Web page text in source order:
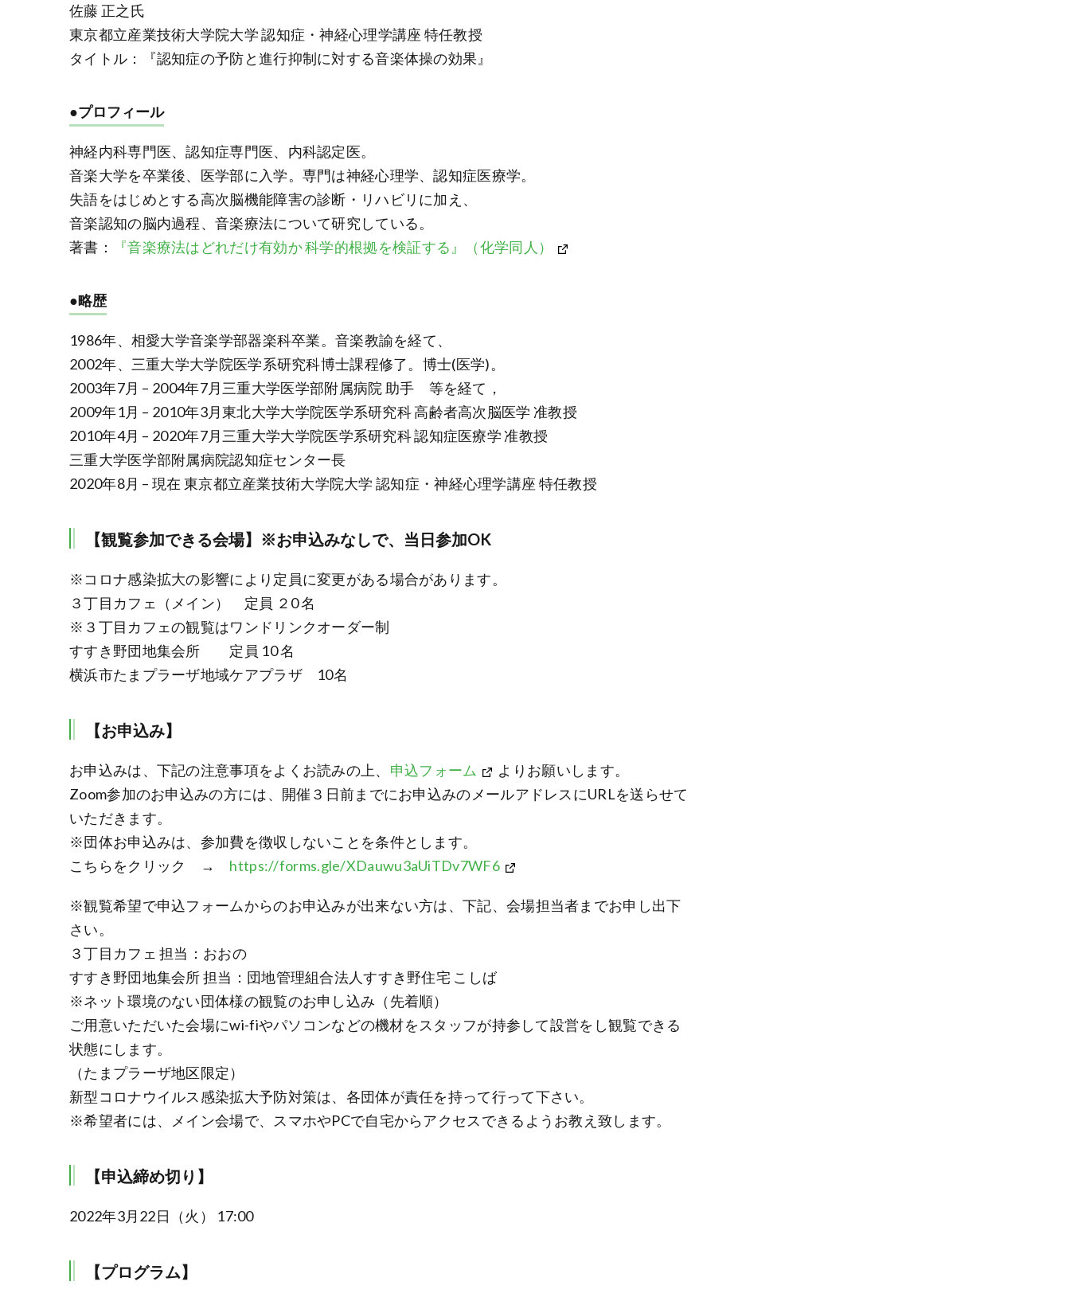
佐藤 正之氏
東京都立産業技術大学院大学 認知症・神経心理学講座 特任教授
タイトル：『認知症の予防と進行抑制に対する音楽体操の効果』
●プロフィール
神経内科専門医、認知症専門医、内科認定医。
音楽大学を卒業後、医学部に入学。専門は神経心理学、認知症医療学。
失語をはじめとする高次脳機能障害の診断・リハビリに加え、
音楽認知の脳内過程、音楽療法について研究している。
著書：
『音楽療法はどれだけ有効か 科学的根拠を検証する』（化学同人）
●略歴
1986年、相愛大学音楽学部器楽科卒業。音楽教諭を経て、
2002年、三重大学大学院医学系研究科博士課程修了。博士(医学)。
2003年7月 – 2004年7月三重大学医学部附属病院 助手 等を経て，
2009年1月 – 2010年3月東北大学大学院医学系研究科 高齢者高次脳医学 准教授
2010年4月 – 2020年7月三重大学大学院医学系研究科 認知症医療学 准教授
三重大学医学部附属病院認知症センター長
2020年8月 – 現在 東京都立産業技術大学院大学 認知症・神経心理学講座 特任教授
【観覧参加できる会場】※お申込みなしで、当日参加OK
※コロナ感染拡大の影響により定員に変更がある場合があります。
３丁目カフェ（メイン） 定員 ２0 名
※３丁目カフェの観覧はワンドリンクオーダー制
すすき野団地集会所 定員 10 名
横浜市たまプラーザ地域ケアプラザ 10名
【お申込み】
お申込みは、下記の注意事項をよくお読みの上、 申込フォーム
よりお願いします。
Zoom参加のお申込みの方には、開催３日前までにお申込みのメールアドレスにURLを送らせて
いただきます。
※団体お申込みは、参加費を徴収しないことを条件とします。
こちらをクリック → https://forms.gle/XDauwu3aUiTDv7WF6
※観覧希望で申込フォームからのお申込みが出来ない方は、下記、会場担当者までお申し出下
さい。
３丁目カフェ 担当：おおの
すすき野団地集会所 担当：団地管理組合法人すすき野住宅 こしば
※ネット環境のない団体様の観覧のお申し込み（先着順）
ご用意いただいた会場にwi-fiやパソコンなどの機材をスタッフが持参して設営をし観覧できる
状態にします。
（たまプラーザ地区限定）
新型コロナウイルス感染拡大予防対策は、各団体が責任を持って行って下さい。
※希望者には、メイン会場で、スマホやPCで自宅からアクセスできるようお教え致します。
【申込締め切り】
2022年3月22日（火） 17:00
【プログラム】